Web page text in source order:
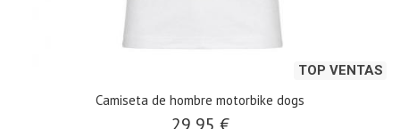
TOP VENTAS
Camiseta de hombre motorbike dogs
29,95 €